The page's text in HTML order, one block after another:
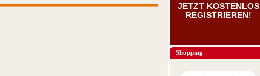
JETZT KOSTENLOS
REGISTRIEREN!
Shopping